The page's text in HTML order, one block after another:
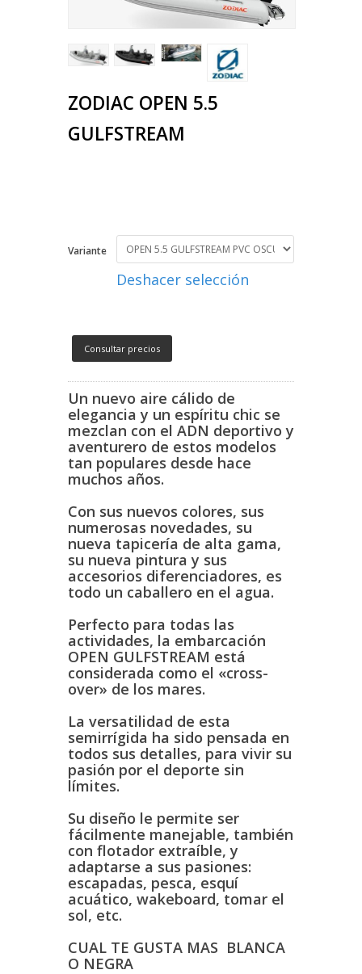
ZODIAC OPEN 5.5
GULFSTREAM
Variante
Deshacer selección
Consultar precios
Un nuevo aire cálido de
elegancia y un espíritu chic se
mezclan con el ADN deportivo y
aventurero de estos modelos
tan populares desde hace
muchos años.
Con sus nuevos colores, sus
numerosas novedades, su
nueva tapicería de alta gama,
su nueva pintura y sus
accesorios diferenciadores, es
todo un caballero en el agua.
Perfecto para todas las
actividades, la embarcación
OPEN GULFSTREAM está
considerada como el «cross-
over» de los mares.
La versatilidad de esta
semirrígida ha sido pensada en
todos sus detalles, para vivir su
pasión por el deporte sin
límites.
Su diseño le permite ser
fácilmente manejable, también
con flotador extraíble, y
adaptarse a sus pasiones:
escapadas, pesca, esquí
acuático, wakeboard, tomar el
sol, etc.
CUAL TE GUSTA MAS BLANCA
O NEGRA